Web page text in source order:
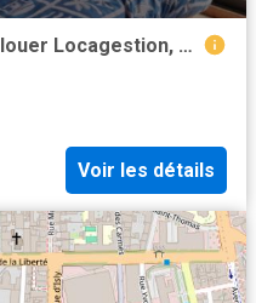
Maison à Vezin Le Coquet à louer Locagestion, expert en gestion locative
Voir les détails